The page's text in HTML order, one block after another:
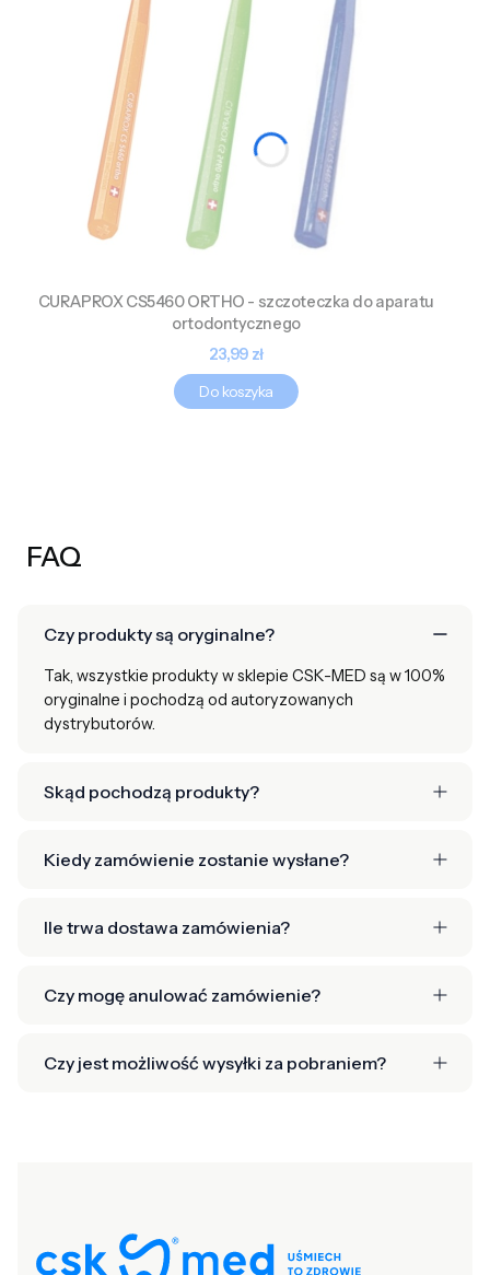
CURAPROX CS5460 ORTHO - szczoteczka do aparatu
ortodontycznego
Cena
23,99 zł
Do koszyka
FAQ
Czy produkty są oryginalne?
Tak, wszystkie produkty w sklepie CSK-MED są w 100%
oryginalne i pochodzą od autoryzowanych
dystrybutorów.
Skąd pochodzą produkty?
Kiedy zamówienie zostanie wysłane?
Ile trwa dostawa zamówienia?
Czy mogę anulować zamówienie?
Czy jest możliwość wysyłki za pobraniem?